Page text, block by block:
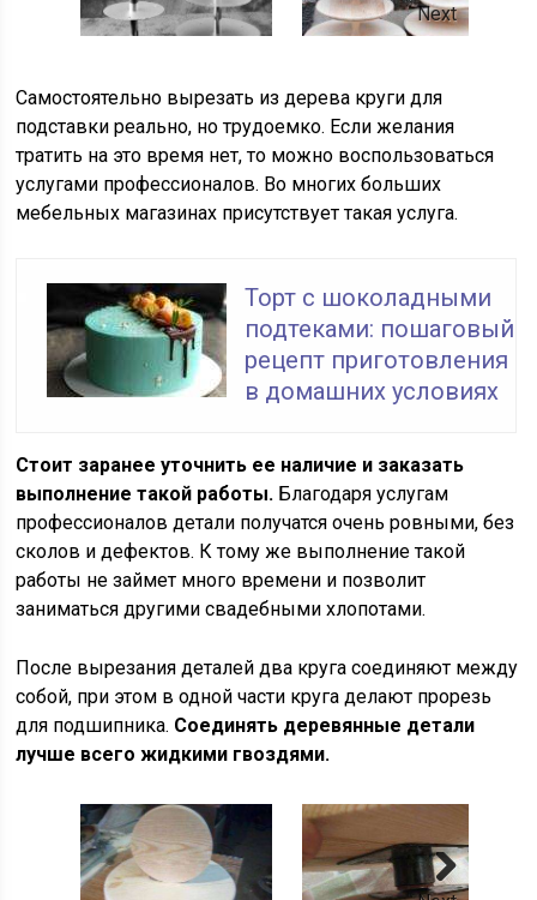
Next
Самостоятельно вырезать из дерева круги для
подставки реально, но трудоемко. Если желания
тратить на это время нет, то можно воспользоваться
услугами профессионалов. Во многих больших
мебельных магазинах присутствует такая услуга.
Торт с шоколадными
подтеками: пошаговый
рецепт приготовления
в домашних условиях
Стоит заранее уточнить ее наличие и заказать
выполнение такой работы. Благодаря услугам
профессионалов детали получатся очень ровными, без
сколов и дефектов. К тому же выполнение такой
работы не займет много времени и позволит
заниматься другими свадебными хлопотами.
После вырезания деталей два круга соединяют между
собой, при этом в одной части круга делают прорезь
для подшипника. Соединять деревянные детали
лучше всего жидкими гвоздями.